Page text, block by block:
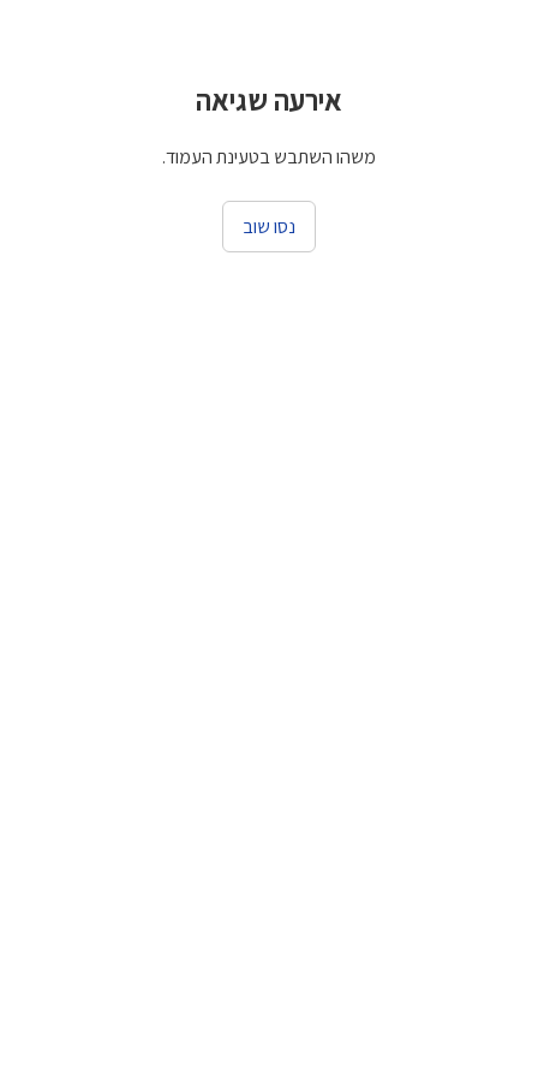
אירעה שגיאה
משהו השתבש בטעינת העמוד.
נסו שוב